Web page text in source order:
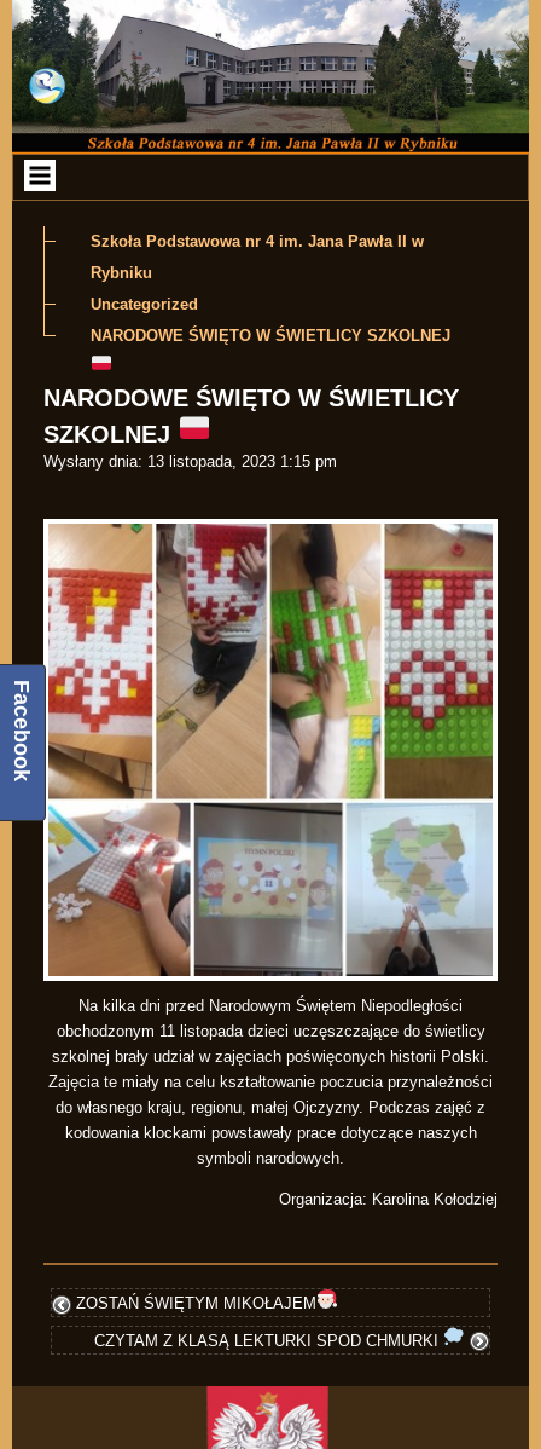
Przejdź do zawartości
Szkoła Podstawowa nr 4 im. Jana Pawła II w
Rybniku
Uncategorized
NARODOWE ŚWIĘTO W ŚWIETLICY SZKOLNEJ
NARODOWE ŚWIĘTO W ŚWIETLICY
SZKOLNEJ
Wysłany dnia: 13 listopada, 2023 1:15 pm
Na kilka dni przed Narodowym Świętem Niepodległości
obchodzonym 11 listopada dzieci uczęszczające do świetlicy
szkolnej brały udział w zajęciach poświęconych historii Polski.
Zajęcia te miały na celu kształtowanie poczucia przynależności
do własnego kraju, regionu, małej Ojczyzny. Podczas zajęć z
kodowania klockami powstawały prace dotyczące naszych
symboli narodowych.
Organizacja: Karolina Kołodziej
ZOSTAŃ ŚWIĘTYM MIKOŁAJEM
CZYTAM Z KLASĄ LEKTURKI SPOD CHMURKI
Facebook